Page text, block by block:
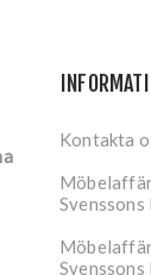
Kontakta